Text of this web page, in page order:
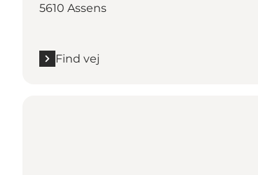
5610 Assens
Find vej